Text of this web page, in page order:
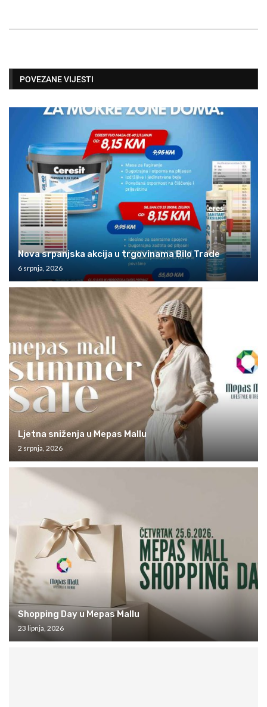
POVEZANE VIJESTI
Nova srpanjska akcija u trgovinama Bilo Trade
6 srpnja, 2026
Ljetna sniženja u Mepas Mallu
2 srpnja, 2026
Shopping Day u Mepas Mallu
23 lipnja, 2026